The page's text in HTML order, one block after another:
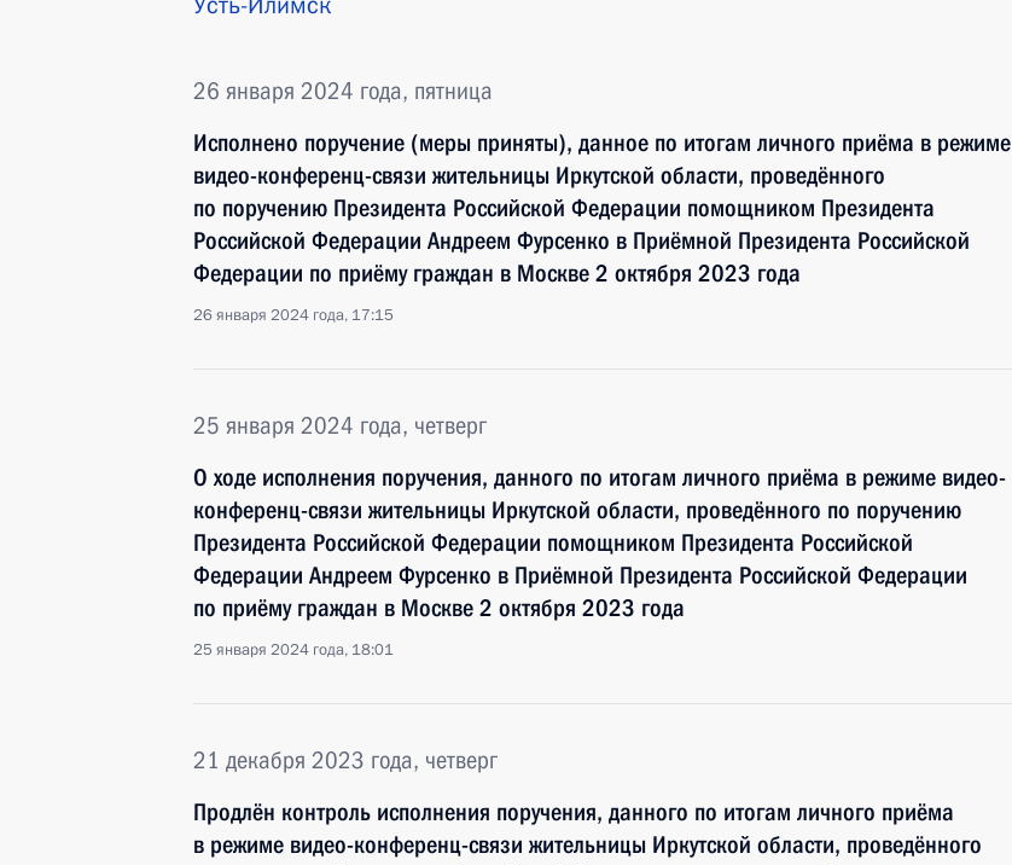
26 января 2024 года, пятница
Исполнено поручение (меры приняты), данное по итогам личного приёма в режиме
видео-конференц-связи жительницы Иркутской области, проведённого
по поручению Президента Российской Федерации помощником Президента
Российской Федерации Андреем Фурсенко в Приёмной Президента Российской
Федерации по приёму граждан в Москве 2 октября 2023 года
26 января 2024 года, 17:15
25 января 2024 года, четверг
О ходе исполнения поручения, данного по итогам личного приёма в режиме видео-
конференц-связи жительницы Иркутской области, проведённого по поручению
Президента Российской Федерации помощником Президента Российской
Федерации Андреем Фурсенко в Приёмной Президента Российской Федерации
по приёму граждан в Москве 2 октября 2023 года
25 января 2024 года, 18:01
21 декабря 2023 года, четверг
Продлён контроль исполнения поручения, данного по итогам личного приёма
в режиме видео-конференц-связи жительницы Иркутской области, проведённого